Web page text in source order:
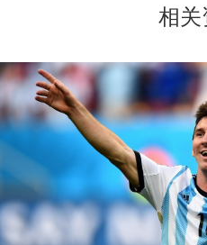
相关